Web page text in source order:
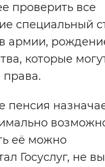
проверить все
специальный
армии,
которые
права.
пенсия
её можно
Госуслуг, не